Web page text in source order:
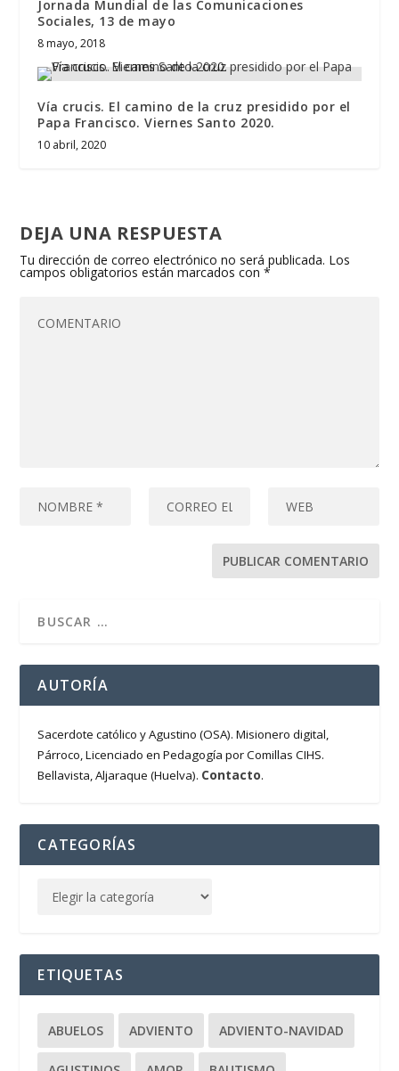
Jornada Mundial de las Comunicaciones
Sociales, 13 de mayo
8 mayo, 2018
Vía crucis. El camino de la cruz presidido por el
Papa Francisco. Viernes Santo 2020.
10 abril, 2020
DEJA UNA RESPUESTA
Tu dirección de correo electrónico no será publicada. Los
campos obligatorios están marcados con*
AUTORÍA
Sacerdote católico y Agustino (OSA). Misionero digital,
Párroco, Licenciado en Pedagogía por Comillas CIHS.
Bellavista, Aljaraque (Huelva). Contacto.
CATEGORÍAS
ETIQUETAS
ABUELOS ADVIENTO ADVIENTO-NAVIDAD